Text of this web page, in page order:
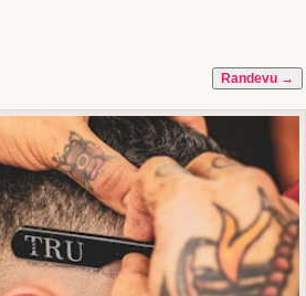
Randevu →